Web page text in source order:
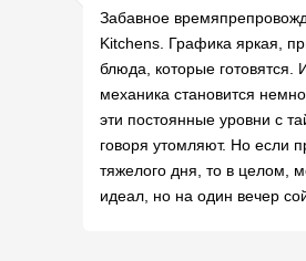
Забавное
Kitchens. Графика яркая,
блюда, которые готовятся.
механика становится
эти постоянные уровни с
говоря утомляют. Но если
тяжелого дня, то в целом,
идеал, но на один вечер